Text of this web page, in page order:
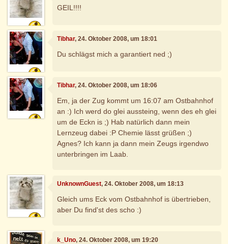
GEIL!!!!
Tibhar, 24. Oktober 2008, um 18:01
Du schlägst mich a garantiert ned ;)
Tibhar, 24. Oktober 2008, um 18:06
Em, ja der Zug kommt um 16:07 am Ostbahnhof
an :) Ich werd do glei aussteing, wenn des eh glei
um de Eckn is ;) Hab natürlich dann mein
Lernzeug dabei :P Chemie lässt grüßen ;)
Agnes? Ich kann ja dann mein Zeugs irgendwo
unterbringen im Laab.
UnknownGuest, 24. Oktober 2008, um 18:13
Gleich ums Eck vom Ostbahnhof is übertrieben,
aber Du find'st des scho :)
k_Uno, 24. Oktober 2008, um 19:20